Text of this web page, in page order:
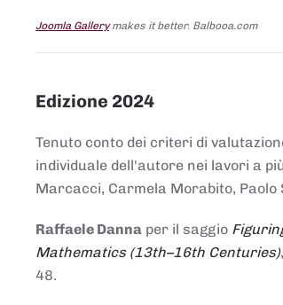
Joomla Gallerymakes it better. Balbooa.com
Edizione 2024
Tenuto conto dei criteri di
individuale dell'autore nei lavori a
Marcacci, Carmela Morabito,
Raffaele Danna per il saggio
Mathematics (13th–16th Centuries)
48.